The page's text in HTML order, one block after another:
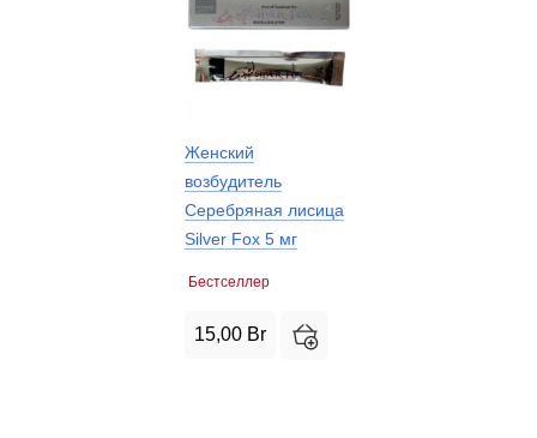
Женский
возбудитель
Серебряная лисица
Silver Fox 5 мг
Бестселлер
15,00 Br